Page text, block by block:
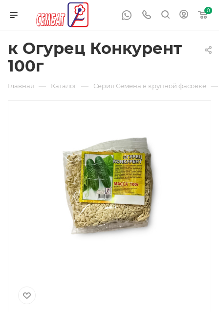
0
к Огурец Конкурент
100г
Главная — Каталог — Серия Семена в крупной фасовке —